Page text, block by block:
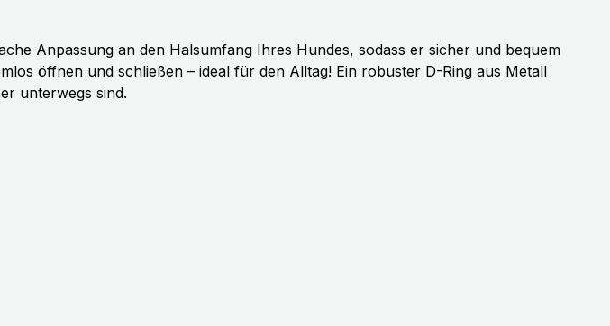
Anpassung an den Halsumfang Ihres Hundes, sodass er sicher und bequem
öffnen und schließen – ideal für den Alltag! Ein robuster D-Ring aus Metall
unterwegs sind.